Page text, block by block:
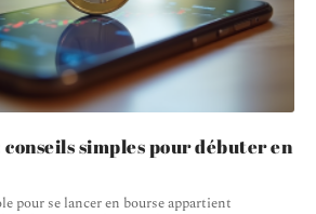
conseils simples pour débuter en
pour se lancer en bourse appartient